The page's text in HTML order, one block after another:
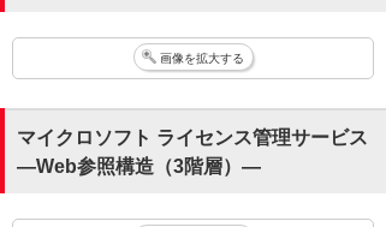
画像を拡大する
マイクロソフト ライセンス管理サービス
―Web参照構造（3階層）―